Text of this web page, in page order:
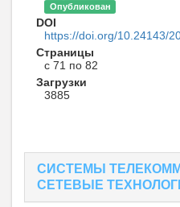
Опубликован
DOI
https://doi.org/10.24143/
Страницы
с 71 по 82
Загрузки
3885
СИСТЕМЫ
СЕТЕВЫЕ